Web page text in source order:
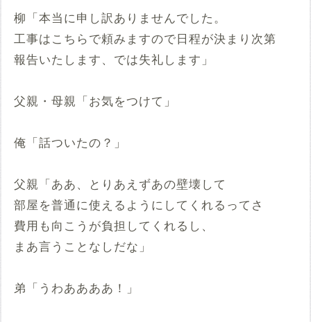
柳「本当に申し訳ありませんでした。
工事はこちらで頼みますので日程が決まり次第
報告いたします、では失礼します」
父親・母親「お気をつけて」
俺「話ついたの？」
父親「ああ、とりあえずあの壁壊して
部屋を普通に使えるようにしてくれるってさ
費用も向こうが負担してくれるし、
まあ言うことなしだな」
弟「うわああああ！」